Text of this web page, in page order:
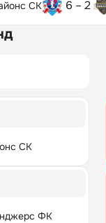
СК 6 – 2
СК
ФК